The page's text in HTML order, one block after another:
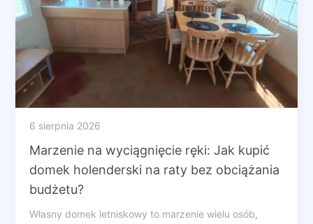
6 sierpnia 2026
Marzenie na wyciągnięcie ręki: Jak kupić
domek holenderski na raty bez obciążania
budżetu?
Własny domek letniskowy to marzenie wielu osób,